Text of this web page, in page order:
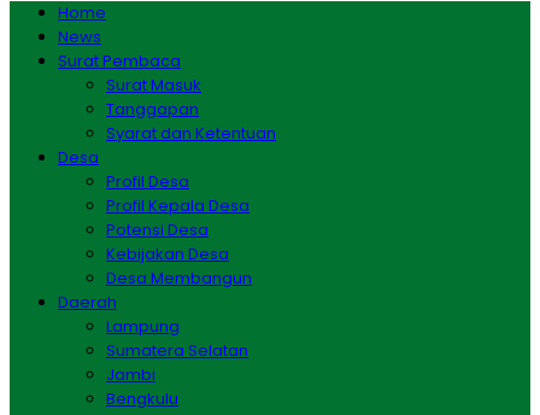
Home
News
Surat Pembaca
Surat Masuk
Tanggapan
Syarat dan Ketentuan
Desa
Profil Desa
Profil Kepala Desa
Potensi Desa
Kebijakan Desa
Desa Membangun
Daerah
Lampung
Sumatera Selatan
Jambi
Bengkulu